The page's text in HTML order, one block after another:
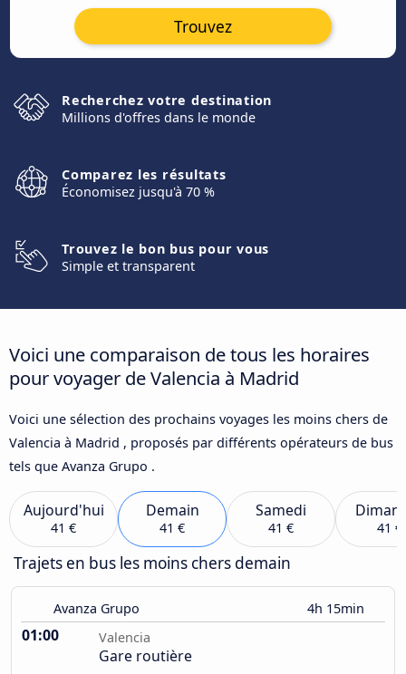
Trouvez
Recherchez votre destination
Millions d'offres dans le monde
Comparez les résultats
Économisez jusqu'à 70 %
Trouvez le bon bus pour vous
Simple et transparent
Voici une comparaison de tous les horaires
pour voyager de Valencia à Madrid
Voici une sélection des prochains voyages les moins chers de
Valencia à Madrid , proposés par différents opérateurs de bus
tels que Avanza Grupo .
Aujourd'hui
41 €
Demain
41 €
Samedi
41 € 41 €
Trajets en bus les moins chers demain
Avanza Grupo 4h 15min
01:00 Valencia
Gare routière